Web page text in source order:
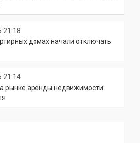
21:18
домах начали отключать
21:14
рынке аренды недвижимости